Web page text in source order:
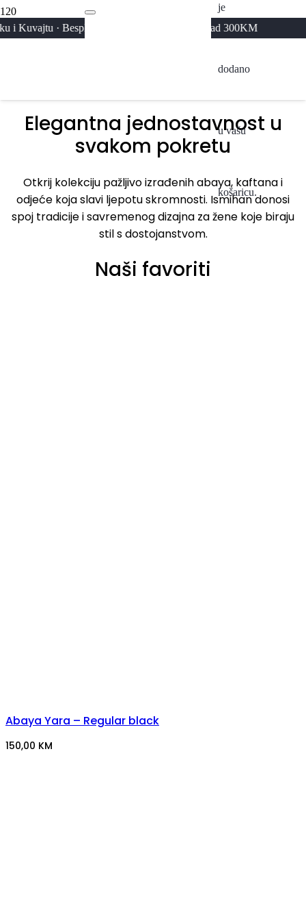
dostava za narudžbe iznad 300KM
je
dodano
u vašu
košaricu.
Abaya
Elegantna jednostavnost u
svakom pokretu
Otkrij kolekciju pažljivo izrađenih abaya, kaftana i
odjeće koja slavi ljepotu skromnosti. Ismihan donosi
spoj tradicije i savremenog dizajna za žene koje biraju
stil s dostojanstvom.
Naši favoriti
Abaya Yara – Regular black
150,00 KM